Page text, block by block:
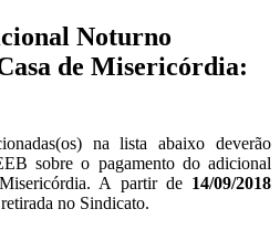
Noturno
de Misericórdia:
na lista abaixo deverão
sobre o pagamento do adicional
A partir de 14/09/2018
no Sindicato.